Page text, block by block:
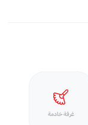
غرفة خادمة